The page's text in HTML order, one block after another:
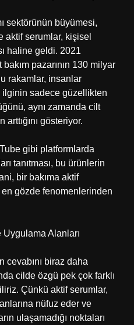
sektörünün büyümesi,
aktif serumlar, kişisel
haline geldi. 2021
pazarının 130 milyar
rakamlar, insanlar
ilginin sadece güzellikten
aynı zamanda cilt
gösteriyor.
gibi platformlarda
tanıtması, bu ürünlerin
bir bakıma aktif
gözde fenomenlerinden
Alanları
cevabını biraz daha
cilde özgü pek çok farklı
Çünkü aktif serumlar,
nüfuz eder ve
ulaşamadığı noktaları